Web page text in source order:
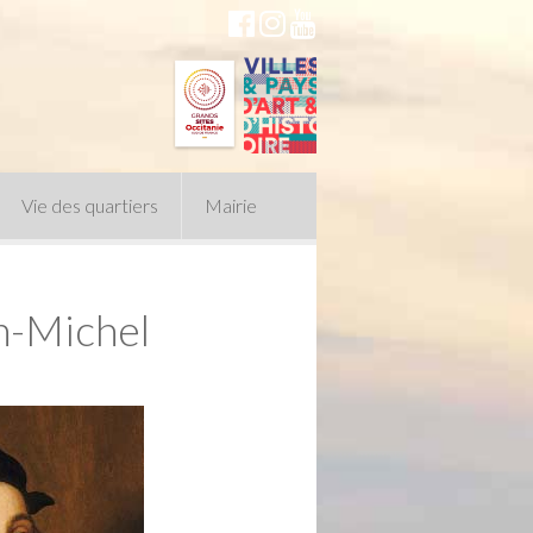
Vie des quartiers Mairie
du Conseil Municipal
politiqueMichel